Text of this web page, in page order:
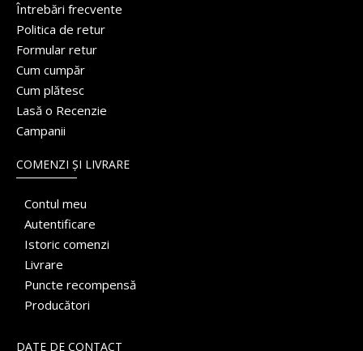
Întrebări frecvente
Politica de retur
Formular retur
Cum cumpăr
Cum plătesc
Lasă o Recenzie
Campanii
COMENZI ȘI LIVRARE
Contul meu
Autentificare
Istoric comenzi
Livrare
Puncte recompensă
Producători
DATE DE CONTACT